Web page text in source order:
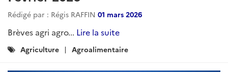
Etats-Unis – Brèves Sectorielles